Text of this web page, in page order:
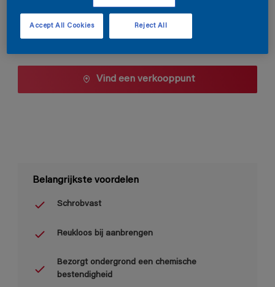
Aantal
Vind een verkooppunt
Belangrijkste voordelen
Schrobvast
Reukloos bij aanbrengen
Bezorgt ondergrond een chemische
bestendigheid
Reject All
Accept All Cookies